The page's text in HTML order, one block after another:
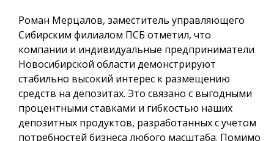
Роман Мерцалов, заместитель управляющего
Сибирским филиалом ПСБ отметил, что
компании и индивидуальные предприниматели
Новосибирской области демонстрируют
стабильно высокий интерес к размещению
средств на депозитах. Это связано с выгодными
процентными ставками и гибкостью наших
депозитных продуктов, разработанных с учетом
потребностей бизнеса любого масштаба. Помимо